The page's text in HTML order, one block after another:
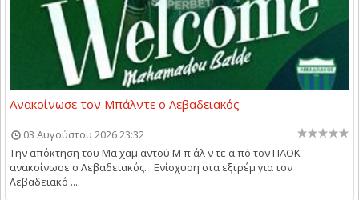
Ανακοίνωσε τον Μπάλντε ο Λεβαδειακός
03 Αυγούστου 2026 23:32
Την απόκτηση του Μα χαμ αντού Μ π άλ ν τε α πό τον ΠΑΟΚ
ανακοίνωσε ο Λεβαδειακός. Ενίσχυση στα εξτρέμ για τον
Λεβαδειακό ....